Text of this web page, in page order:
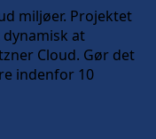
miljøer. Projektet
at
Cloud. Gør det
indenfor 10